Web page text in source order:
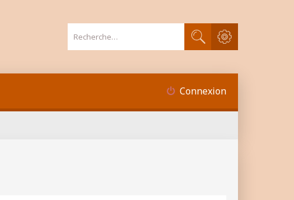
Rechercher
Recherche avancée
Connexion